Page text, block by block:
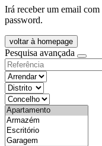
Irá receber um email com
password.
voltar à homepage
Pesquisa avançada
objective
districtId
countyId
types